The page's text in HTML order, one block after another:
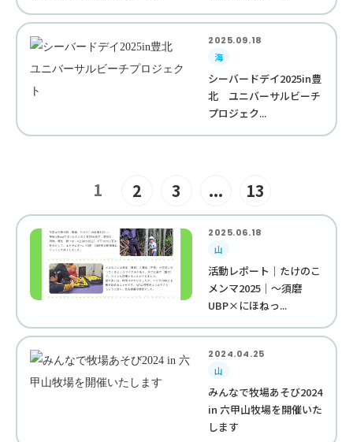
2025.09.18
海
シーバードデイ2025in豊
北 ユニバーサルビーチ
プロジェク...
1 2 3 ... 13
2025.06.18
山
活動レポート｜たけのこ
メンマ2025｜～須磨
UBP×にほねっ...
2024.04.25
山
みんなで牧場あそび2024
in 六甲山牧場を開催いた
します